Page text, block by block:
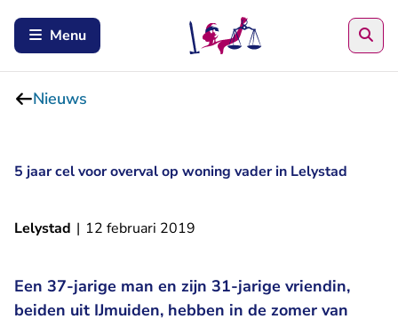
Menu
Nieuws
5 jaar cel voor overval op woning vader in Lelystad
Lelystad | 12 februari 2019
Een 37-jarige man en zijn 31-jarige vriendin,
beiden uit IJmuiden, hebben in de zomer van